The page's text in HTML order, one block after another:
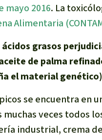
mayo 2016. La
Alimentaria
grasos
de palma
el material genético)
se encuentra en
veces todos
industrial, crema